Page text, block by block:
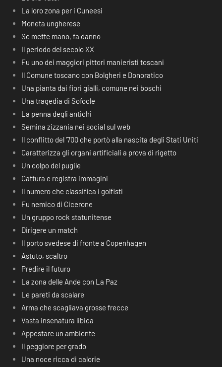
La loro zona per i Cuneesi
Moneta ungherese
Se mette mano, fa danno
Il periodo del secolo XX
Fu uno dei maggiori pittori manieristi toscani
Il Comune toscano con Bolgheri e Donoratico
Una pianta dai fiori gialli, comune nei boschi
Una tragedia di Sofocle
La penna degli antichi
Semina zizzania nei social sul web
Il conflitto del ‘700 che portò alla nascita degli Stati Uniti
Caratterizza gli organi artificiali a prova di rigetto
Un colpo del pugile
Cattura e registra immagini
Il numero che classifica i golfisti
Fu nemico di Cicerone
Un gruppo rock statunitense
Dirigere un match
Il porto svedese di fronte a Copenhagen
Astuto, scaltro
Predire il futuro
La zona delle Ande con La Paz
Le pareti da scalare
Arma che scagliava grosse frecce
Vasta insenatura libica
Appestare un ambiente
Il peggiore per grado
Una noce ricca di calorie